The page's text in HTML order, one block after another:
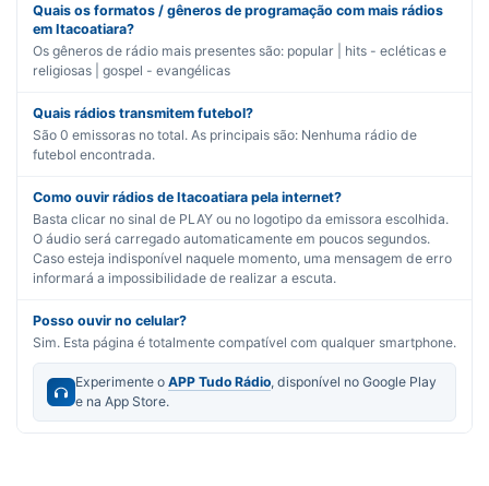
Quais os formatos / gêneros de programação com mais rádios
em Itacoatiara?
Os gêneros de rádio mais presentes são: popular | hits - ecléticas e
religiosas | gospel - evangélicas
Quais rádios transmitem futebol?
São 0 emissoras no total. As principais são: Nenhuma rádio de
futebol encontrada.
Como ouvir rádios de Itacoatiara pela internet?
Basta clicar no sinal de PLAY ou no logotipo da emissora escolhida.
O áudio será carregado automaticamente em poucos segundos.
Caso esteja indisponível naquele momento, uma mensagem de erro
informará a impossibilidade de realizar a escuta.
Posso ouvir no celular?
Sim. Esta página é totalmente compatível com qualquer smartphone.
Experimente o APP Tudo Rádio, disponível no Google Play
e na App Store.